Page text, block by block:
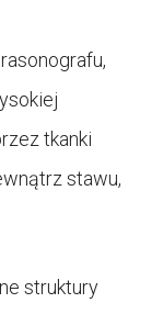
tkanki
stawu,
struktury